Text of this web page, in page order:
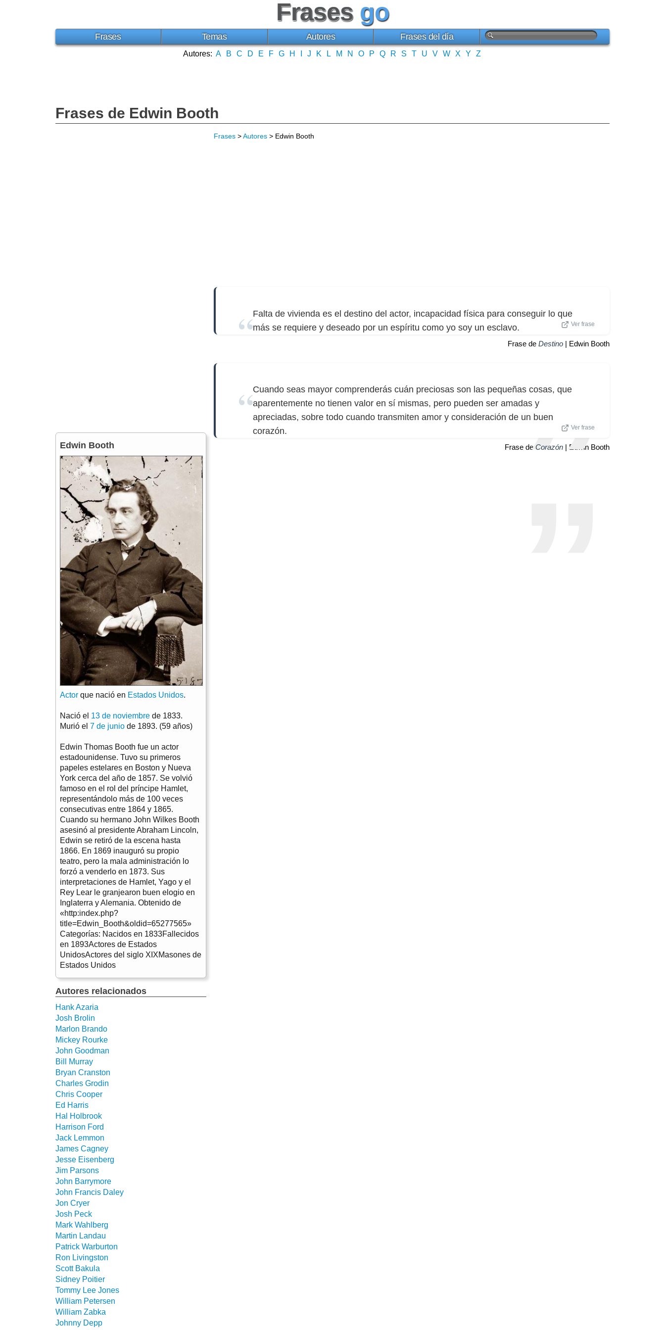
Frases go
Frases Temas Autores Frases del día
Autores: A B C D E F G H J K L M N O P Q R S T U V W X Y Z
Frases de Edwin Booth
Frases >Autores > Edwin Booth
Falta de vivienda es el destino del actor, incapacidad física para conseguir lo que
más se requiere y deseado por un espíritu como yo soy un esclavo.
Ver frase
Frase de Destino | Edwin Booth
Cuando seas mayor comprenderás cuán preciosas son las pequeñas cosas, que
aparentemente no tienen valor en sí mismas, pero pueden ser amadas y
apreciadas, sobre todo cuando transmiten amor y consideración de un buen
corazón.
Ver frase
Frase de Corazón | Edwin Booth
Edwin Booth
Actor que nació en Estados Unidos.
Nació el 13 de noviembre de 1833.
Murió el 7 de junio de 1893. (59 años)
Edwin Thomas Booth fue un actor
estadounidense. Tuvo su primeros
papeles estelares en Boston y Nueva
York cerca del año de 1857. Se volvió
famoso en el rol del príncipe Hamlet,
representándolo más de 100 veces
consecutivas entre 1864 y 1865.
Cuando su hermano John Wilkes Booth
asesinó al presidente Abraham Lincoln,
Edwin se retiró de la escena hasta
1866. En 1869 inauguró su propio
teatro, pero la mala administración lo
forzó a venderlo en 1873. Sus
interpretaciones de Hamlet, Yago y el
Rey Lear le granjearon buen elogio en
Inglaterra y Alemania. Obtenido de
«http:index.php?
title=Edwin_Booth&oldid=65277565»
Categorías: Nacidos en 1833Fallecidos
en 1893Actores de Estados
UnidosActores del siglo XIXMasones de
Estados Unidos
Autores relacionados
Hank Azaria
Josh Brolin
Marlon Brando
Mickey Rourke
John Goodman
Bill Murray
Bryan Cranston
Charles Grodin
Chris Cooper
Ed Harris
Hal Holbrook
Harrison Ford
Jack Lemmon
James Cagney
Jesse Eisenberg
Jim Parsons
John Barrymore
John Francis Daley
Jon Cryer
Josh Peck
Mark Wahlberg
Martin Landau
Patrick Warburton
Ron Livingston
Scott Bakula
Sidney Poitier
Tommy Lee Jones
William Petersen
William Zabka
Johnny Depp